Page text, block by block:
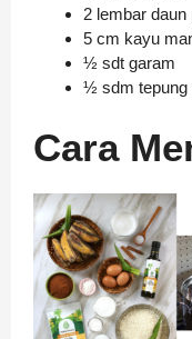
2 lembar daun
5 cm kayu
½ sdt garam
½ sdm tepung
Cara